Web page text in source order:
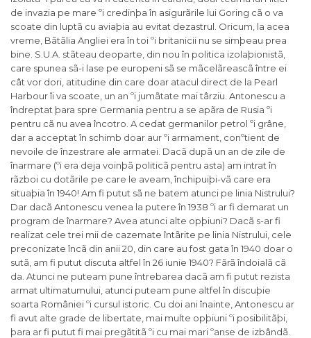
de invazia pe mare ºi credinþa în asigurãrile lui Goring cã o va
scoate din luptã cu aviaþia au evitat dezastrul. Oricum, la acea
vreme, Bãtãlia Angliei era în toi ºi britanicii nu se simþeau prea
bine. S.U.A. stãteau deoparte, din nou în politica izolaþionistã,
care spunea sã-i lase pe europeni sã se mãcelãreascã între ei
cât vor dori, atitudine din care doar atacul direct de la Pearl
Harbour îi va scoate, un an ºi jumãtate mai târziu. Antonescu a
îndreptat þara spre Germania pentru a se apãra de Rusia ºi
pentru cã nu avea încotro. A cedat germanilor petrol ºi grâne,
dar a acceptat în schimb doar aur ºi armament, conºtient de
nevoile de înzestrare ale armatei. Dacã dupã un an de zile de
înarmare (ºi era deja voinþã politicã pentru asta) am intrat în
rãzboi cu dotãrile pe care le aveam, închipuiþi-vã care era
situaþia în 1940! Am fi putut sã ne batem atunci pe linia Nistrului?
Dar dacã Antonescu venea la putere în 1938 ºi ar fi demarat un
program de înarmare? Avea atunci alte opþiuni? Dacã s-ar fi
realizat cele trei mii de cazemate întãrite pe linia Nistrului, cele
preconizate încã din anii 20, din care au fost gata în 1940 doar o
sutã, am fi putut discuta altfel în 26 iunie 1940? Fãrã îndoialã cã
da. Atunci ne puteam pune întrebarea dacã am fi putut rezista
armat ultimatumului, atunci puteam pune altfel în discuþie
soarta României ºi cursul istoric. Cu doi ani înainte, Antonescu ar
fi avut alte grade de libertate, mai multe opþiuni ºi posibilitãþi,
þara ar fi putut fi mai pregãtitã ºi cu mai mari ºanse de izbândã.